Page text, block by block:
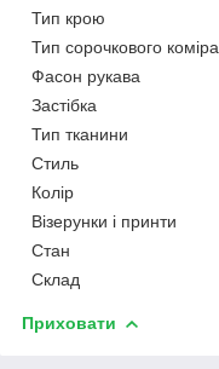
Тип крою
Тип сорочкового коміра
Фасон рукава
Застібка
Тип тканини
Стиль
Колір
Візерунки і принти
Стан
Склад
Приховати